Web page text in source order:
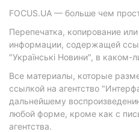
FOCUS.UA — больше чем
Перепечатка, копирование
информации, содержащей
"Українські Новини", в
Все материалы, которые
ссылкой на агентство
дальнейшему
любой форме, кроме как с
агентства.